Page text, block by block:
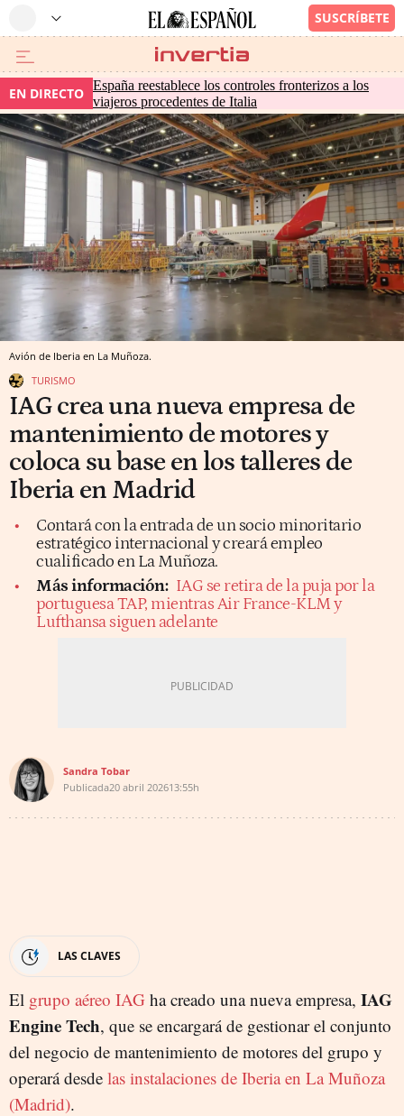
EN DIRECTO España reestablece los controles fronterizos a los
viajeros procedentes de Italia
Avión de Iberia en La Muñoza.
TURISMO
IAG crea una nueva empresa de
mantenimiento de motores y
coloca su base en los talleres de
Iberia en Madrid
Contará con la entrada de un socio minoritario
estratégico internacional y creará empleo
cualificado en La Muñoza.
Más información: IAG se retira de la puja por la
portuguesa TAP, mientras Air France-KLM y
Lufthansa siguen adelante
Sandra Tobar
Publicada20 abril 202613:55h
LAS CLAVES
El grupo aéreo IAG ha creado una nueva empresa, IAG
Engine Tech, que se encargará de gestionar el conjunto
del negocio de mantenimiento de motores del grupo y
operará desde las instalaciones de Iberia en La Muñoza
(Madrid).